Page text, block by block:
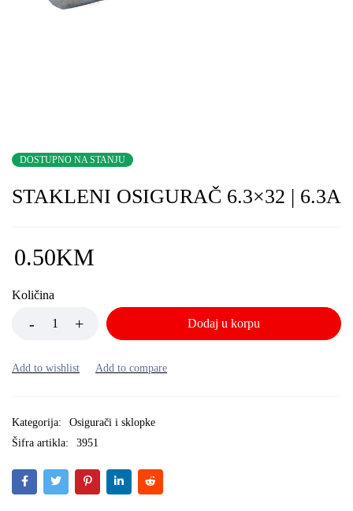
DOSTUPNO NA STANJU
STAKLENI OSIGURAČ 6.3×32 | 6.3A
0.50KM
Količina
Dodaj u korpu
Kategorija:
Osigurači i sklopke
Šifra artikla:
3951